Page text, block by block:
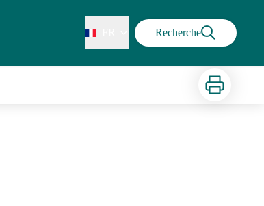
Recherche
Imprimer